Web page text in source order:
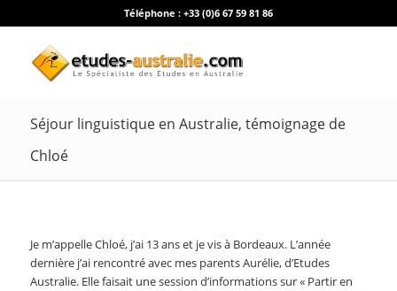
Téléphone : +33 (0)6 67 59 81 86
Séjour linguistique en Australie, témoignage de
Chloé
Je m’appelle Chloé, j’ai 13 ans et je vis à Bordeaux. L’année
dernière j’ai rencontré avec mes parents Aurélie, d’Etudes
Australie. Elle faisait une session d’informations sur « Partir en